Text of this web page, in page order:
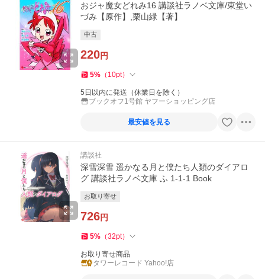
おジャ魔女どれみ16 講談社ラノベ文庫/東堂い
づみ【原作】,栗山緑【著】
中古
220円
5% （ 10pt）
5日以内に発送（休業日を除く）
ブックオフ1号館 ヤフーショッピング店
最安値を見る
講談社
深雪深雪 遥かなる月と僕たち人類のダイアロ
グ 講談社ラノベ文庫 ふ 1-1-1 Book
お取り寄せ
726円
5% （32pt）
お取り寄せ商品
タワーレコード Yahoo!店